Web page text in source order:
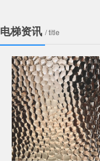
电梯资讯 / title